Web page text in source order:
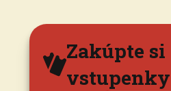
Zakúpte si